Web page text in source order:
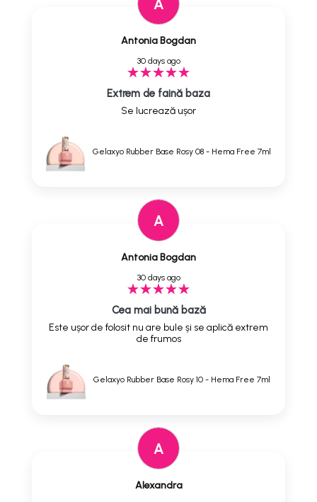
A
Antonia Bogdan
30 days ago
Extrem de faină baza
Se lucrează ușor
Gelaxyo Rubber Base Rosy 08 - Hema Free 7ml
A
Antonia Bogdan
30 days ago
Cea mai bună bază
Este ușor de folosit nu are bule și se aplică extrem
de frumos
Gelaxyo Rubber Base Rosy 10 - Hema Free 7ml
A
Alexandra